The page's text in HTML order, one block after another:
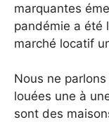
marquantes
pandémie a été
marché locatif
Nous ne
louées une à
sont des